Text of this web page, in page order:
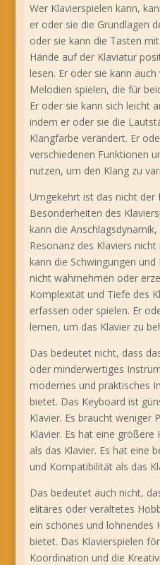
Wer Klavierspielen kann,
er oder sie die Grundlagen
oder sie kann die Tasten
Hände auf der Klaviatur
lesen. Er oder sie kann
Melodien spielen, die für
Er oder sie kann sich leicht
indem er oder sie die
Klangfarbe verändert. Er
verschiedenen Funktionen
nutzen, um den Klang zu
Umgekehrt ist das nicht der
Besonderheiten des
kann die
Resonanz des Klaviers
kann die Schwingungen
nicht wahrnehmen oder
Komplexität und Tiefe des
erfassen oder spielen. Er
lernen, um das Klavier zu
Das bedeutet nicht, dass
oder minderwertiges
modernes und praktisches
bietet. Das Keyboard ist
Klavier. Es braucht weniger
Klavier. Es hat eine
als das Klavier. Es hat eine
und Kompatibilität als das
Das bedeutet auch nicht,
elitäres oder veraltetes
ein schönes und lohnendes
bietet. Das Klavierspielen
Koordination und die